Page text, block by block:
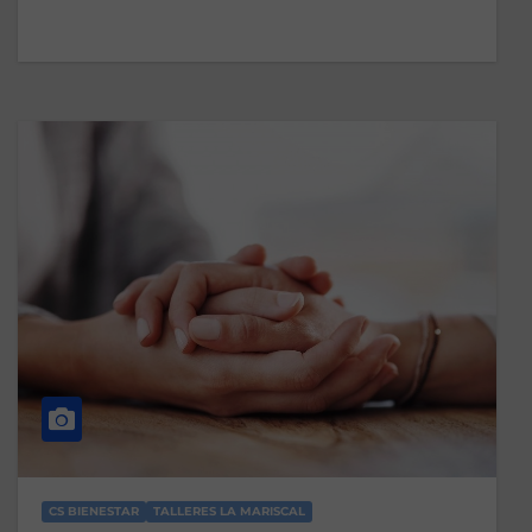
CS BIENESTAR TALLERES LA MARISCAL